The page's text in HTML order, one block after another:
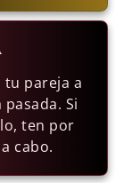
tu pareja a
Si
ten por
cabo.